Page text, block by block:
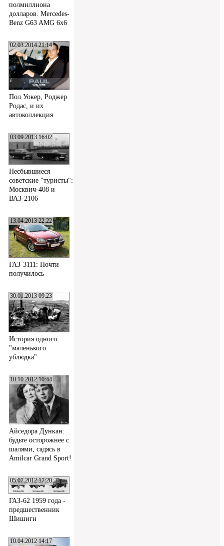
полмиллиона
долларов. Mercedes-
Benz G63 AMG 6x6
02.03.2014 21:14
Пол Уокер, Роджер
Родас, и их
автоколлекция
03.09.2013 16:02
Несбывшиеся
советские "туристы":
Москвич-408 и
ВАЗ-2106
13.04.2013 22:22
ГАЗ-3111: Почти
получилось
30.01.2013 09:23
История одного
"маленького
ублюдка"
10.10.2012 10:44
Айседора Дункан:
будьте осторожнее с
шалями, садясь в
Amilcar Grand Sport!
05.07.2012 17:20
ГАЗ-62 1959 года -
предшественник
Шишиги
10.04.2012 14:17